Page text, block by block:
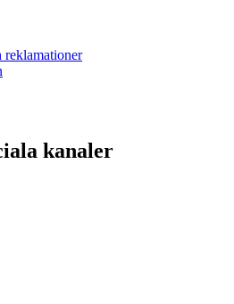
reklamationer
kanaler